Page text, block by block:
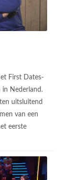
First Dates-
in Nederland.
uitsluitend
van een
eerste